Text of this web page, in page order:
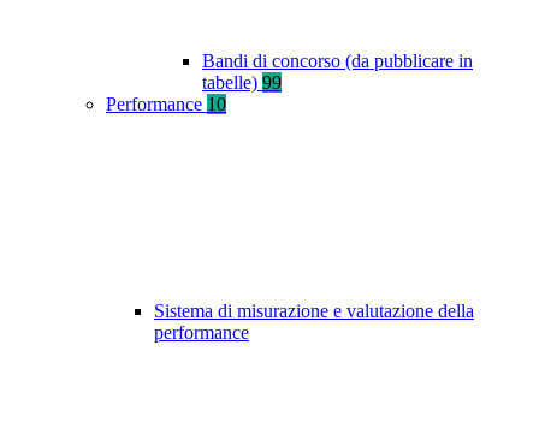
Bandi di concorso (da pubblicare in
tabelle) 99
Performance 10
Sistema di misurazione e valutazione della
performance